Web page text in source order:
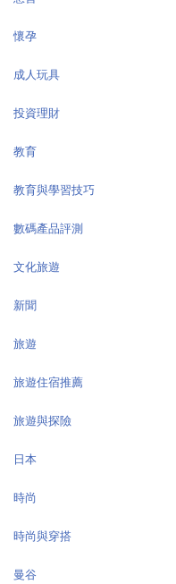
懷孕
成人玩具
投資理財
教育
教育與學習技巧
數碼產品評測
文化旅遊
新聞
旅遊
旅遊住宿推薦
旅遊與探險
日本
時尚
時尚與穿搭
曼谷